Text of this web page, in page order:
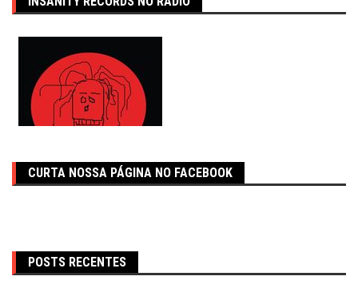
CURTA NOSSA PÁGINA NO FACEBOOK
POSTS RECENTES